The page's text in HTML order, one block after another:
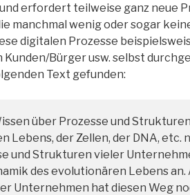
erfordert teilweise ganz neue
manchmal wenig oder sogar
digitalen Prozesse
Bürger usw. selbst
Text gefunden:
über Prozesse und
Lebens, der Zellen, der DNA, etc.
und Strukturen vieler
des evolutionären Lebens an.
Unternehmen hat diesen Weg